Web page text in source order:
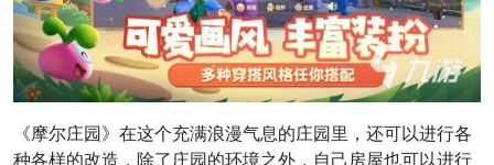
《摩尔庄园》在这个充满浪漫气息的庄园里，还可以进行各
种各样的改造，除了庄园的环境之外，自己房屋也可以进行